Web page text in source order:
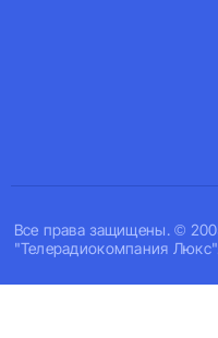
Все права защищены. ©
"Телерадиокомпания